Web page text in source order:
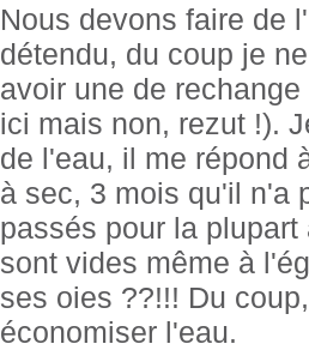
Nous devons faire de
détendu, du coup je
avoir une de
ici mais non, rezut !).
de l'eau, il me répond
à sec, 3 mois qu'il n'a
passés pour la
sont vides même à
ses oies ??!!! Du
économiser l'eau.